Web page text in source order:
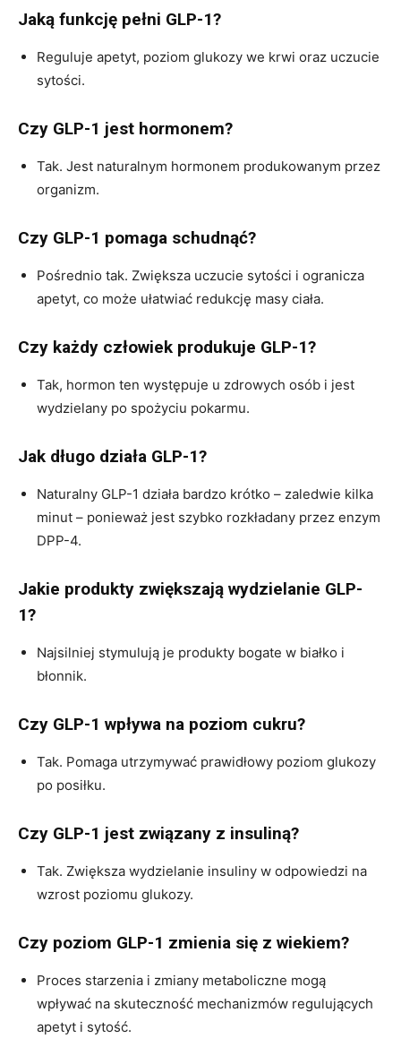
Jaką funkcję pełni GLP-1?
Reguluje apetyt, poziom glukozy we krwi oraz uczucie
sytości.
Czy GLP-1 jest hormonem?
Tak. Jest naturalnym hormonem produkowanym przez
organizm.
Czy GLP-1 pomaga schudnąć?
Pośrednio tak. Zwiększa uczucie sytości i ogranicza
apetyt, co może ułatwiać redukcję masy ciała.
Czy każdy człowiek produkuje GLP-1?
Tak, hormon ten występuje u zdrowych osób i jest
wydzielany po spożyciu pokarmu.
Jak długo działa GLP-1?
Naturalny GLP-1 działa bardzo krótko – zaledwie kilka
minut – ponieważ jest szybko rozkładany przez enzym
DPP-4.
Jakie produkty zwiększają wydzielanie GLP-
1?
Najsilniej stymulują je produkty bogate w białko i
błonnik.
Czy GLP-1 wpływa na poziom cukru?
Tak. Pomaga utrzymywać prawidłowy poziom glukozy
po posiłku.
Czy GLP-1 jest związany z insuliną?
Tak. Zwiększa wydzielanie insuliny w odpowiedzi na
wzrost poziomu glukozy.
Czy poziom GLP-1 zmienia się z wiekiem?
Proces starzenia i zmiany metaboliczne mogą
wpływać na skuteczność mechanizmów regulujących
apetyt i sytość.